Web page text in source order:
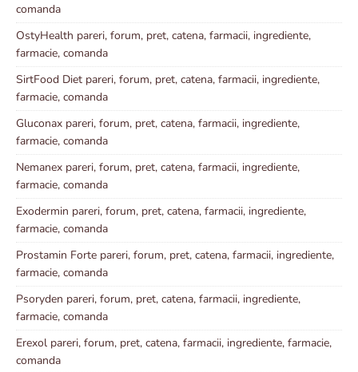
comanda
OstyHealth pareri, forum, pret, catena, farmacii, ingrediente,
farmacie, comanda
SirtFood Diet pareri, forum, pret, catena, farmacii, ingrediente,
farmacie, comanda
Gluconax pareri, forum, pret, catena, farmacii, ingrediente,
farmacie, comanda
Nemanex pareri, forum, pret, catena, farmacii, ingrediente,
farmacie, comanda
Exodermin pareri, forum, pret, catena, farmacii, ingrediente,
farmacie, comanda
Prostamin Forte pareri, forum, pret, catena, farmacii, ingrediente,
farmacie, comanda
Psoryden pareri, forum, pret, catena, farmacii, ingrediente,
farmacie, comanda
Erexol pareri, forum, pret, catena, farmacii, ingrediente, farmacie,
comanda